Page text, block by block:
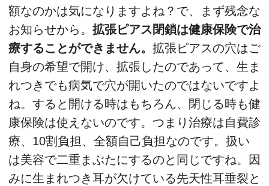
額なのかは気になりますよね？で、まず残念な
お知らせから。 拡張ピアス閉鎖は健康保険で治
療することができません。 拡張ピアスの穴はご
自身の希望で開け、拡張したのであって、生ま
れつきでも病気で穴が開いたのではないですよ
ね。すると開ける時はもちろん、閉じる時も健
康保険は使えないのです。つまり治療は自費診
療、10割負担、全額自己負担なのです。扱い
は美容で二重まぶたにするのと同じですね。因
みに生まれつき耳が欠けている先天性耳垂裂と